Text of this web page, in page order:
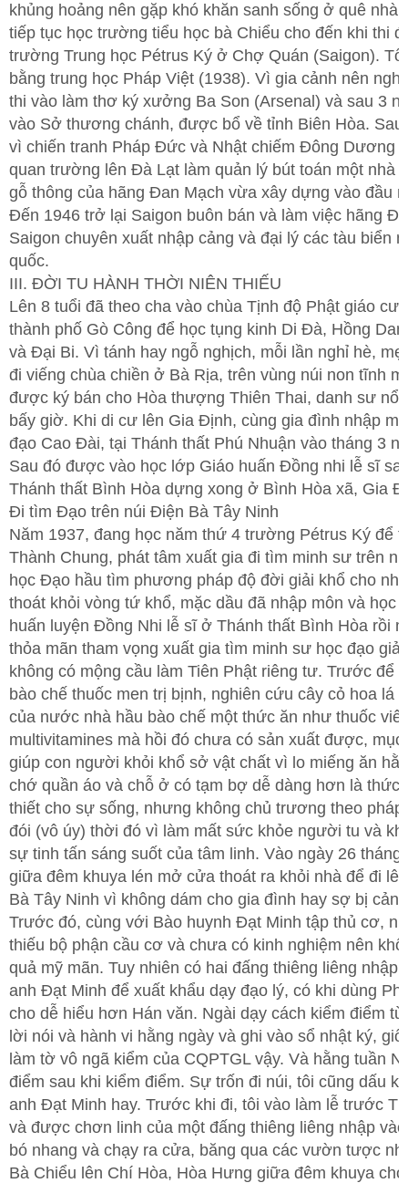
khủng hoảng nên gặp khó khăn sanh sống ở quê nhà.
tiếp tục học trường tiểu học bà Chiểu cho đến khi thi
trường Trung học Pétrus Ký ở Chợ Quán (Saigon).
bằng trung học Pháp Việt (1938). Vì gia cảnh nên
thi vào làm thơ ký xưởng Ba Son (Arsenal) và sau 3
vào Sở thương chánh, được bổ về tỉnh Biên Hòa. Sau
vì chiến tranh Pháp Đức và Nhật chiếm Đông Dương
quan trường lên Đà Lạt làm quản lý bút toán một nhà
gỗ thông của hãng Đan Mạch vừa xây dựng vào đầu
Đến 1946 trở lại Saigon buôn bán và làm việc hãng
Saigon chuyên xuất nhập cảng và đại lý các tàu biển
quốc.
III. ĐỜI TU HÀNH THỜI NIÊN THIẾU
Lên 8 tuổi đã theo cha vào chùa Tịnh độ Phật giáo cư
thành phố Gò Công để học tụng kinh Di Đà, Hồng
và Đại Bi. Vì tánh hay ngỗ nghịch, mỗi lần nghỉ hè, mẹ
đi viếng chùa chiền ở Bà Rịa, trên vùng núi non tĩnh
được ký bán cho Hòa thượng Thiên Thai, danh sư nổi
bấy giờ. Khi di cư lên Gia Định, cùng gia đình nhập
đạo Cao Đài, tại Thánh thất Phú Nhuận vào tháng 3
Sau đó được vào học lớp Giáo huấn Đồng nhi lễ sĩ
Thánh thất Bình Hòa dựng xong ở Bình Hòa xã, Gia
Đi tìm Đạo trên núi Điện Bà Tây Ninh
Năm 1937, đang học năm thứ 4 trường Pétrus Ký để
Thành Chung, phát tâm xuất gia đi tìm minh sư trên
học Đạo hầu tìm phương pháp độ đời giải khổ cho
thoát khỏi vòng tứ khổ, mặc dầu đã nhập môn và học
huấn luyện Đồng Nhi lễ sĩ ở Thánh thất Bình Hòa rồi
thỏa mãn tham vọng xuất gia tìm minh sư học đạo
không có mộng cầu làm Tiên Phật riêng tư. Trước để
bào chế thuốc men trị bịnh, nghiên cứu cây cỏ hoa lá
của nước nhà hầu bào chế một thức ăn như thuốc
multivitamines mà hồi đó chưa có sản xuất được, mục
giúp con người khỏi khổ sở vật chất vì lo miếng ăn
chớ quần áo và chỗ ở có tạm bợ dễ dàng hơn là thức
thiết cho sự sống, nhưng không chủ trương theo pháp
đói (vô úy) thời đó vì làm mất sức khỏe người tu và
sự tinh tấn sáng suốt của tâm linh. Vào ngày 26 tháng
giữa đêm khuya lén mở cửa thoát ra khỏi nhà để đi
Bà Tây Ninh vì không dám cho gia đình hay sợ bị cản
Trước đó, cùng với Bào huynh Đạt Minh tập thủ cơ,
thiếu bộ phận cầu cơ và chưa có kinh nghiệm nên
quả mỹ mãn. Tuy nhiên có hai đấng thiêng liêng nhập
anh Đạt Minh để xuất khẩu dạy đạo lý, có khi dùng
cho dễ hiểu hơn Hán văn. Ngài dạy cách kiểm điểm
lời nói và hành vi hằng ngày và ghi vào sổ nhật ký,
làm tờ vô ngã kiểm của CQPTGL vậy. Và hằng tuần
điểm sau khi kiểm điểm. Sự trốn đi núi, tôi cũng dấu
anh Đạt Minh hay. Trước khi đi, tôi vào làm lễ trước
và được chơn linh của một đấng thiêng liêng nhập
bó nhang và chạy ra cửa, băng qua các vườn tược
Bà Chiểu lên Chí Hòa, Hòa Hưng giữa đêm khuya